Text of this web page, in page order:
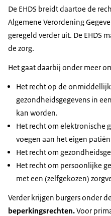
De EHDS breidt daartoe de
Algemene Verordening
geregeld verder uit. De EHDS
de zorg.
Het gaat daarbij onder meer
Het recht op de
gezondheidsgegevens in
kan worden.
Het recht om elektronische
voegen aan het eigen
Het recht om
Het recht om persoonlijke
met een (zelfgekozen)
Verder krijgen burgers onder
beperkingsrechten.Voor